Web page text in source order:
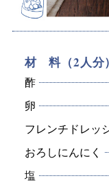
材 料（2人分）
酢
卵
フレンチドレッ
おろしにんにく
塩